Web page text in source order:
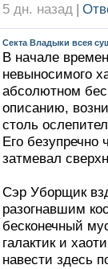
5 дн. назад |
Секта Владыки всея
В начале
невыносимого
абсолютном
описанию,
столь
Его безупречно
затмевал
Сэр Уборщик
разогнавшим
бесконечный
галактик и
навести здесь